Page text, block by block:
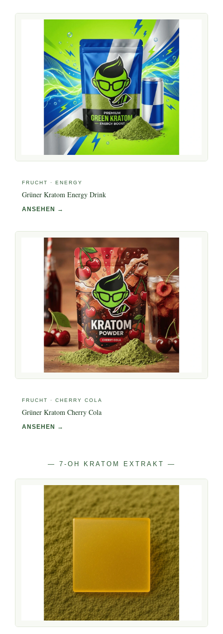
FRUCHT · ENERGY
Grüner Kratom Energy Drink
ANSEHEN →
FRUCHT · CHERRY COLA
Grüner Kratom Cherry Cola
ANSEHEN →
— 7-OH KRATOM EXTRAKT —